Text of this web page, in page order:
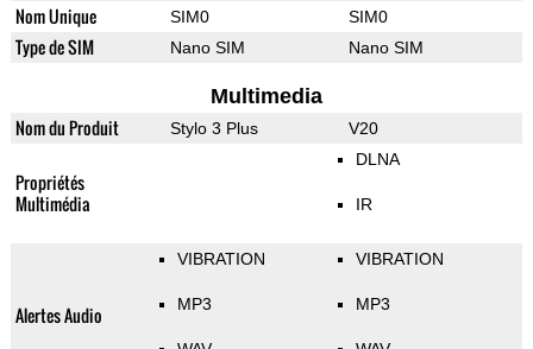
Nom Unique SIM0 SIM0
Type de SIM Nano SIM Nano SIM
Multimedia
Nom du Produit Stylo 3 Plus V20
Propriétés
Multimédia
DLNA
IR
Alertes Audio
VIBRATION
MP3
VIBRATION
MP3